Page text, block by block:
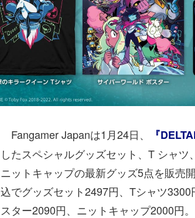
Fangamer Japanは1月24日、 『
したスペシャルグッズセット、T シャツ
ニットキャップの最新グッズ5点を販
込でグッズセット2497円、Tシャツ
スター2090円、ニットキャップ2000円。